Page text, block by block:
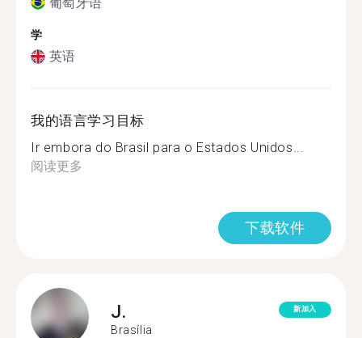
学
英语
我的语言学习目标
Ir embora do Brasil para o Estados Unidos...
阅读更多
下载软件
J.
Brasília
新加入